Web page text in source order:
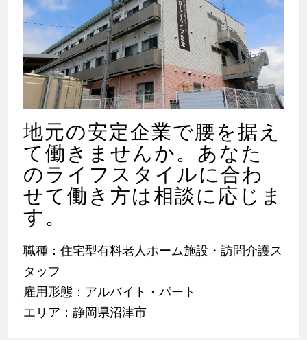
地元の安定企業で腰を据え
て働きませんか。あなた
のライフスタイルに合わ
せて働き方は相談に応じま
す。
職種：住宅型有料老人ホーム施設・訪問介護ス
タッフ
雇用形態：アルバイト・パート
エリア：静岡県沼津市